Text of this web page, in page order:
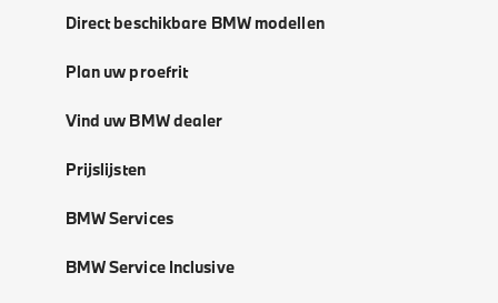
Direct beschikbare BMW modellen
Plan uw proefrit
Vind uw BMW dealer
Prijslijsten
BMW Services
BMW Service Inclusive